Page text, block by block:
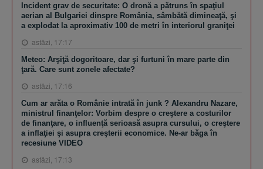
Incident grav de securitate: O dronă a pătruns în spaţiul
aerian al Bulgariei dinspre România, sâmbătă dimineaţă, şi
a explodat la aproximativ 100 de metri în interiorul graniţei
astăzi, 17:17
Meteo: Arşiţă dogoritoare, dar şi furtuni în mare parte din
ţară. Care sunt zonele afectate?
astăzi, 17:16
Cum ar arăta o Românie intrată în junk ? Alexandru Nazare,
ministrul finanţelor: Vorbim despre o creştere a costurilor
de finanţare, o influenţă serioasă asupra cursului, o creştere
a inflaţiei şi asupra creşterii economice. Ne-ar băga în
recesiune VIDEO
astăzi, 17:13